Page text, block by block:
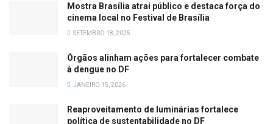
Mostra Brasília atrai público e destaca força do
cinema local no Festival de Brasília
SETEMBRO 18, 2025
Órgãos alinham ações para fortalecer combate
à dengue no DF
JANEIRO 15, 2026
Reaproveitamento de luminárias fortalece
política de sustentabilidade no DF